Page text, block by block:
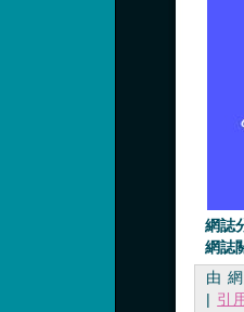
網誌
網誌
由
引